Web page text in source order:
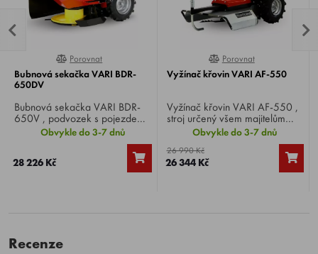
0%
Porovnat
Bubnová sekačka VARI BDR-
650DV
Bubnová sekačka VARI BDR-
650V , podvozek s pojezdem
pro sečení vysoké trávy určený
pro pohonné jednotky VARI s
odstředivou spojkou 80 mm.
Obvykle do 3-7 dnů
28 226 Kč
100%
Porovnat
Vyžínač křovin VARI AF-550
Vyžínač křovin VARI AF-550 ,
stroj určený všem majitelům
pohonných jednotek VARI s
odstředivou spojkou 80 mm.
Vyžínač je možné použít pouze
pro moderní čtyřtaktní pohonné
jednotky. Šíře záběru 58 cm.
Obvykle do 3-7 dnů
26 990 Kč
26 344 Kč
Recenze